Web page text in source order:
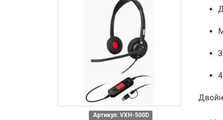
Артикул: VXH-500D